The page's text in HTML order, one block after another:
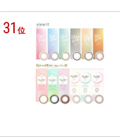
31位